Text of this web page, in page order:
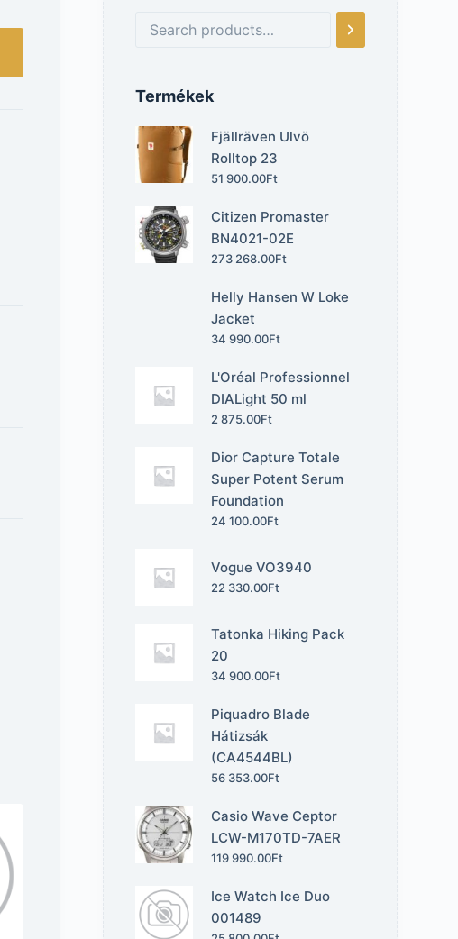
Termékek
Fjällräven Ulvö
Rolltop 23
51 900.00Ft
Citizen Promaster
BN4021-02E
273 268.00Ft
Helly Hansen W Loke
Jacket
34 990.00Ft
L'Oréal Professionnel
DIALight 50 ml
2 875.00Ft
Dior Capture Totale
Super Potent Serum
Foundation
24 100.00Ft
Vogue VO3940
22 330.00Ft
Tatonka Hiking Pack
20
34 900.00Ft
Piquadro Blade
Hátizsák
(CA4544BL)
56 353.00Ft
Casio Wave Ceptor
LCW-M170TD-7AER
119 990.00Ft
Ice Watch Ice Duo
001489